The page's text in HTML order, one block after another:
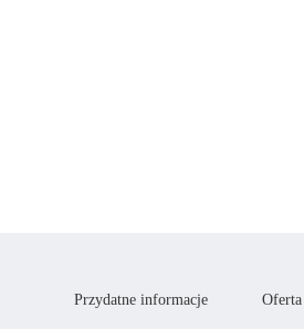
Przydatne informacje Oferta